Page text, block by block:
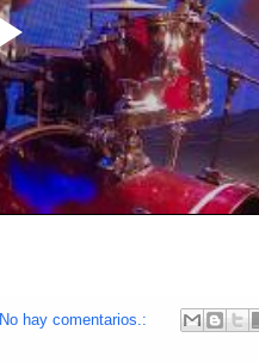
No hay comentarios.: